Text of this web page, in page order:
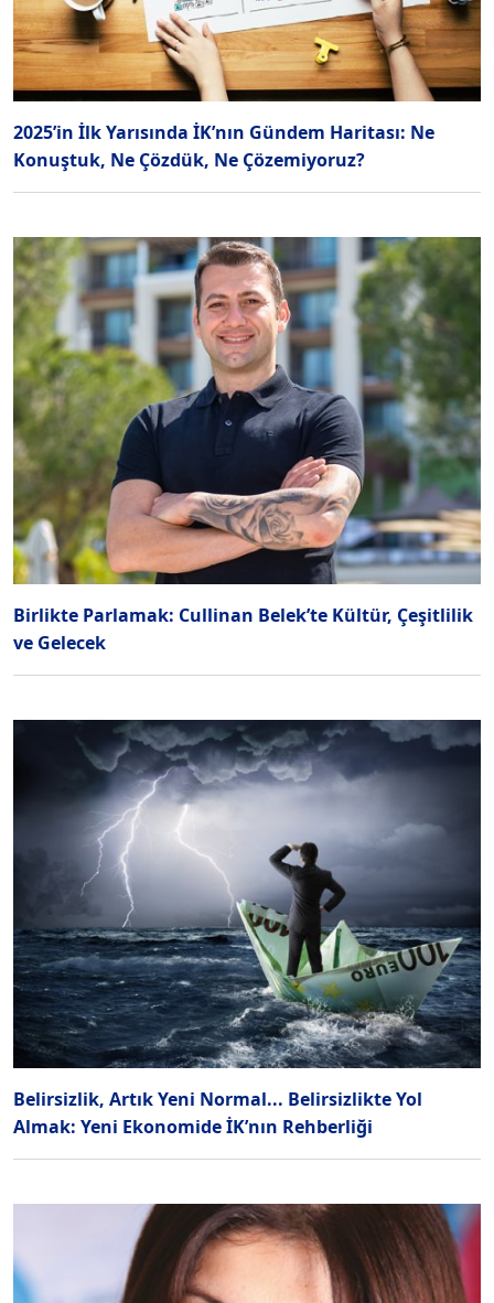
2025’in İlk Yarısında İK’nın Gündem Haritası: Ne
Konuştuk, Ne Çözdük, Ne Çözemiyoruz?
Birlikte Parlamak: Cullinan Belek’te Kültür, Çeşitlilik
ve Gelecek
Belirsizlik, Artık Yeni Normal... Belirsizlikte Yol
Almak: Yeni Ekonomide İK’nın Rehberliği